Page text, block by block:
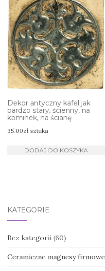
Dekor antyczny kafel jak
bardzo stary, ścienny, na
kominek, na ścianę
35.00zł sztuka
DODAJ DO KOSZYKA
KATEGORIE
Bez kategorii (60)
Ceramiczne magnesy firmowe